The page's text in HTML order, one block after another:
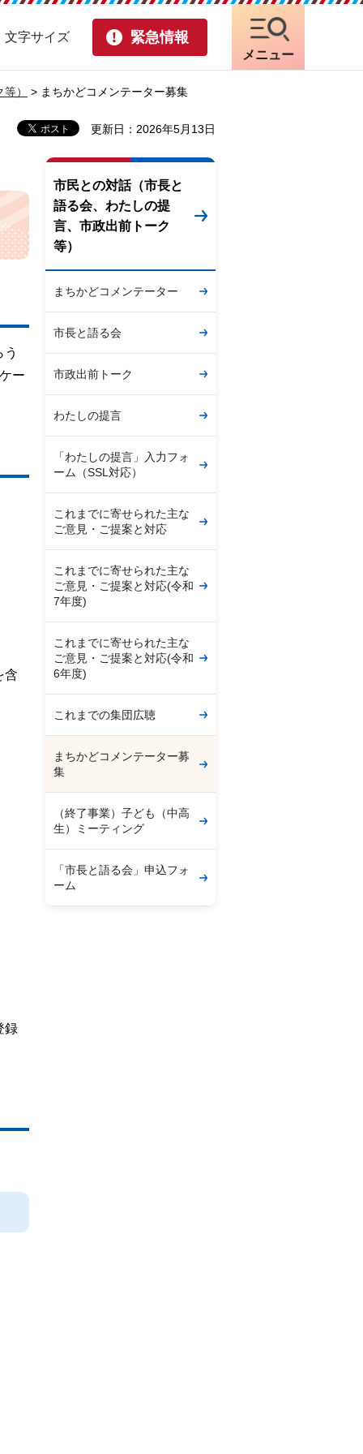
文字サイズ 緊急情報
メニュー
） > まちかどコメンテーター募集
更新日：2026年5月13日
ー
含
録
市民との対話（市長と
語る会、わたしの提
言、市政出前トーク
等）
まちかどコメンテーター
市長と語る会
市政出前トーク
わたしの提言
「わたしの提言」入力フォ
ーム（SSL対応）
これまでに寄せられた主な
ご意見・ご提案と対応
これまでに寄せられた主な
ご意見・ご提案と対応(令和
7年度)
これまでに寄せられた主な
ご意見・ご提案と対応(令和
6年度)
これまでの集団広聴
まちかどコメンテーター募
集
（終了事業）子ども（中高
生）ミーティング
「市長と語る会」申込フォ
ーム